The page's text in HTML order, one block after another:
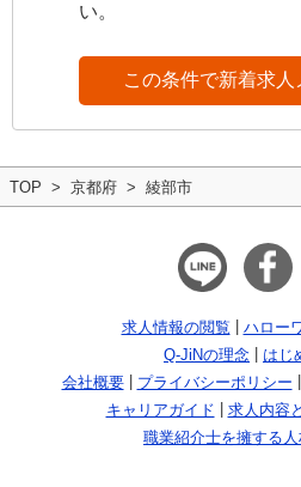
い。
この条件で新着求
TOP 京都府 綾部市
求人情報の閲覧
ハロー
Q-JiNの理念
はじ
会社概要
プライバシーポリシー
キャリアガイド
求人内容
職業紹介士を擁する